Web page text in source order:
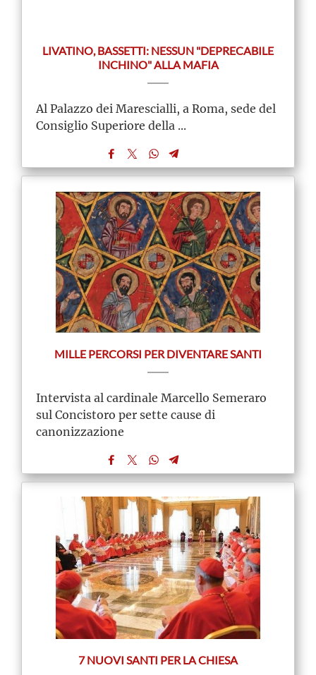
LIVATINO, BASSETTI: NESSUN "DEPRECABILE
INCHINO" ALLA MAFIA
Al Palazzo dei Marescialli, a Roma, sede del
Consiglio Superiore della ...
MILLE PERCORSI PER DIVENTARE SANTI
Intervista al cardinale Marcello Semeraro
sul Concistoro per sette cause di
canonizzazione
7 NUOVI SANTI PER LA CHIESA